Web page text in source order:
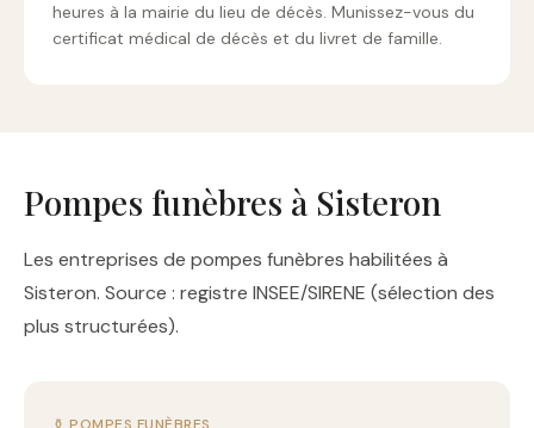
heures à la mairie du lieu de décès. Munissez-vous du
certificat médical de décès et du livret de famille.
Pompes funèbres à Sisteron
Les entreprises de pompes funèbres habilitées à
Sisteron. Source : registre INSEE/SIRENE (sélection des
plus structurées).